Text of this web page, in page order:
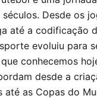
Desde os
até a codificação
evoluiu para
conhecemos
desde a
até as Copas do